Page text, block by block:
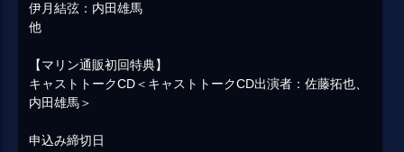
伊月結弦：内田雄馬
他
【マリン通販初回特典】
キャストトークCD＜キャストトークCD出演者：佐藤拓也、
内田雄馬＞
申込み締切日